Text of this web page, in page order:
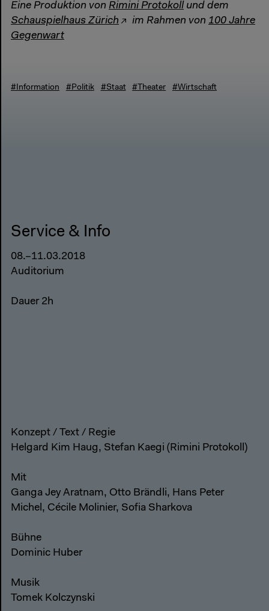
Eine Produktion von Rimini Protokoll und dem
Schauspielhaus Zürich
im Rahmen von 100 Jahre
Gegenwart
#Information #Politik #Staat #Theater #Wirtschaft
Service & Info
08.–11.03.2018
Auditorium
Dauer 2h
Konzept / Text / Regie
Helgard Kim Haug, Stefan Kaegi (Rimini Protokoll)
Mit
Ganga Jey Aratnam, Otto Brändli, Hans Peter
Michel, Cécile Molinier, Sofia Sharkova
Bühne
Dominic Huber
Musik
Tomek Kolczynski